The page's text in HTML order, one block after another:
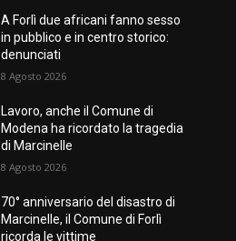
A Forlì due africani fanno sesso
in pubblico e in centro storico:
denunciati
8 Agosto 2026
Lavoro, anche il Comune di
Modena ha ricordato la tragedia
di Marcinelle
8 Agosto 2026
70° anniversario del disastro di
Marcinelle, il Comune di Forlì
ricorda le vittime